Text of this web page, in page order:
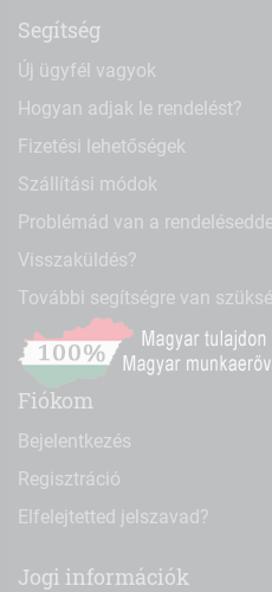
Segítség
Új ügyfél vagyok
Hogyan adjak le rendelést?
Fizetési lehetőségek
Szállítási módok
Problémád van a
Visszaküldés?
További segítségre van
Fiókom
Bejelentkezés
Regisztráció
Elfelejtetted jelszavad?
Jogi információk